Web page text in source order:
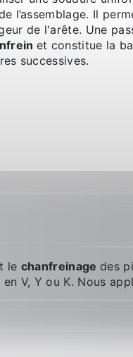
l’assemblage. Il
de l'arête. Une
et constitue la
successives.
le chanfreinage des
en V, Y ou K. Nous